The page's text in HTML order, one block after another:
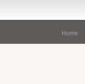
Home